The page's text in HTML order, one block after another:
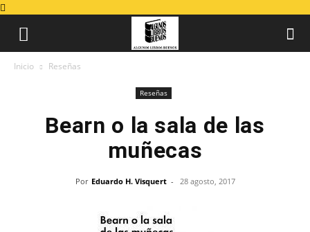
Inicio Reseñas
Reseñas
Bearn o la sala de las
muñecas
Por Eduardo H. Visquert - 28 agosto, 2017